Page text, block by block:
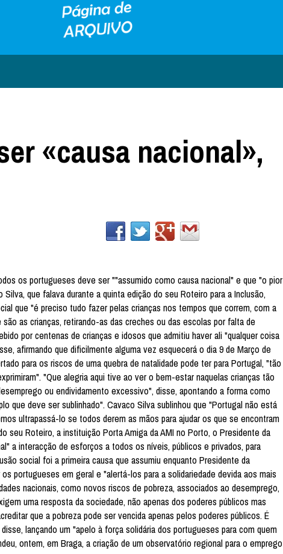
«causa nacional»,
os portugueses deve ser ""assumido como causa nacional" e que "o pior
que falava durante a quinta edição do seu Roteiro para a Inclusão,
que "é preciso tudo fazer pelas crianças nos tempos que correm, com a
as crianças, retirando-as das creches ou das escolas por falta de
por centenas de crianças e idosos que admitiu haver ali "qualquer coisa
afirmando que dificilmente alguma vez esquecerá o dia 9 de Março de
para os riscos de uma quebra de natalidade pode ter para Portugal, "tão
"Que alegria aqui tive ao ver o bem-estar naquelas crianças tão
ou endividamento excessivo", disse, apontando a forma como
que deve ser sublinhado". Cavaco Silva sublinhou que "Portugal não está
ultrapassá-lo se todos derem as mãos para ajudar os que se encontram
seu Roteiro, a instituição Porta Amiga da AMI no Porto, o Presidente da
a interacção de esforços a todos os níveis, públicos e privados, para
social foi a primeira causa que assumiu enquanto Presidente da
portugueses em geral e "alertá-los para a solidariedade devida aos mais
nacionais, como novos riscos de pobreza, associados ao desemprego,
uma resposta da sociedade, não apenas dos poderes públicos mas
que a pobreza pode ser vencida apenas pelos poderes públicos. É
lançando um "apelo à força solidária dos portugueses para com quem
ontem, em Braga, a criação de um observatório regional para o emprego